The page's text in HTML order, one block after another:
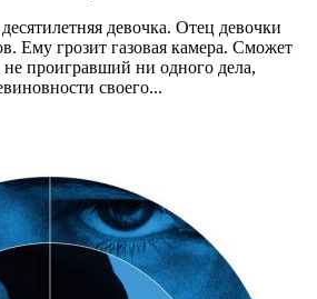
девочка. Отец девочки
Ему грозит газовая камера. Сможет
не проигравший ни одного дела,
своего...